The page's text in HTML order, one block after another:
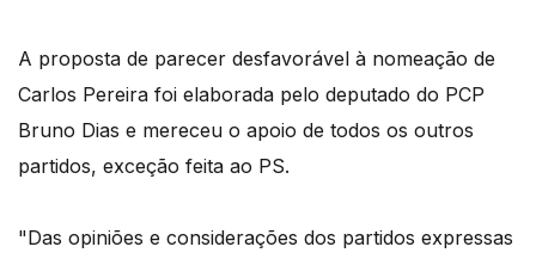
A proposta de parecer desfavorável à nomeação de
Carlos Pereira foi elaborada pelo deputado do PCP
Bruno Dias e mereceu o apoio de todos os outros
partidos, exceção feita ao PS.
"Das opiniões e considerações dos partidos expressas